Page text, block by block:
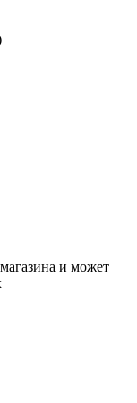
и может